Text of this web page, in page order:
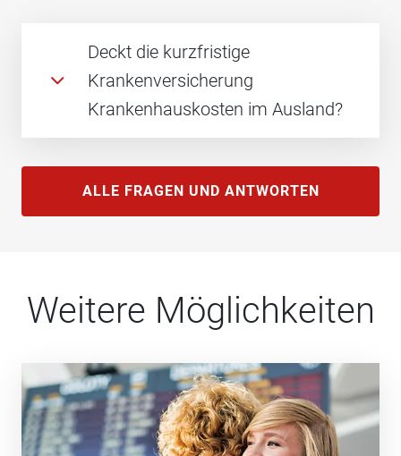
Deckt die kurzfristige
Krankenversicherung
Krankenhauskosten im Ausland?
ALLE FRAGEN UND ANTWORTEN
Weitere Möglichkeiten